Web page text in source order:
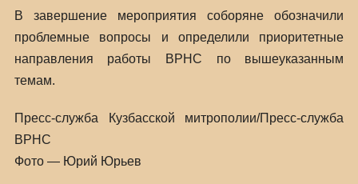
В завершение мероприятия соборяне обозначили
проблемные вопросы и определили приоритетные
направления работы ВРНС по вышеуказанным
темам.
Пресс-служба Кузбасской митрополии/Пресс-служба
ВРНС
Фото — Юрий Юрьев